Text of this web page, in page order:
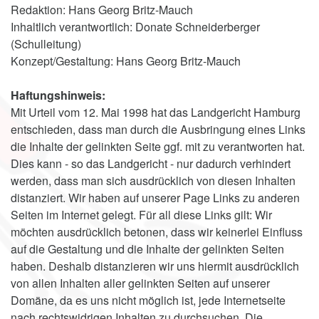
Redaktion: Hans Georg Britz-Mauch
Inhaltlich verantwortlich: Donate Schneiderberger
(Schulleitung)
Konzept/Gestaltung: Hans Georg Britz-Mauch
Haftungshinweis:
Mit Urteil vom 12. Mai 1998 hat das Landgericht Hamburg
entschieden, dass man durch die Ausbringung eines Links
die Inhalte der gelinkten Seite ggf. mit zu verantworten hat.
Dies kann - so das Landgericht - nur dadurch verhindert
werden, dass man sich ausdrücklich von diesen Inhalten
distanziert. Wir haben auf unserer Page Links zu anderen
Seiten im Internet gelegt. Für all diese Links gilt: Wir
möchten ausdrücklich betonen, dass wir keinerlei Einfluss
auf die Gestaltung und die Inhalte der gelinkten Seiten
haben. Deshalb distanzieren wir uns hiermit ausdrücklich
von allen Inhalten aller gelinkten Seiten auf unserer
Domäne, da es uns nicht möglich ist, jede Internetseite